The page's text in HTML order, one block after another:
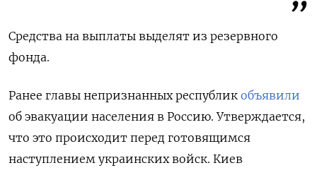
Средства на выплаты выделят из резервного
фонда.
Ранее главы непризнанных республик объявили
об эвакуации населения в Россию. Утверждается,
что это происходит перед готовящимся
наступлением украинских войск. Киев